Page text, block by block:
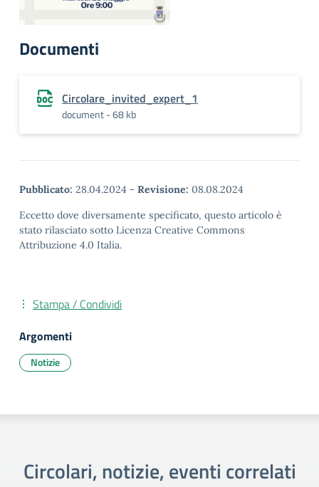
Documenti
Circolare_invited_expert_1
document - 68 kb
Pubblicato: 28.04.2024 - Revisione: 08.08.2024
Eccetto dove diversamente specificato, questo articolo è
stato rilasciato sotto Licenza Creative Commons
Attribuzione 4.0 Italia.
Stampa / Condividi
Argomenti
Notizie
Circolari, notizie, eventi correlati